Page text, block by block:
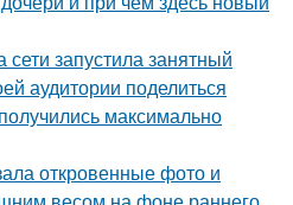
запустила занятный
аудитории поделиться
максимально
откровенные фото и